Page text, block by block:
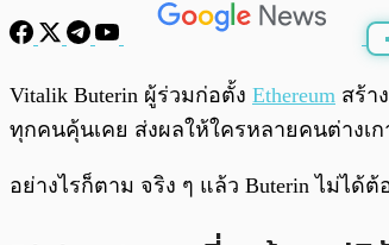
พร้อมเล่น
Vitalik Buterin ผู้ร่วมก่อตั้ง Ethereum สร้า
ทุกคนคุ้นเคย ส่งผลให้ใครหลายคนต่างเ
อย่างไรก็ตาม จริง ๆ แล้ว Buterin ไม่ได้